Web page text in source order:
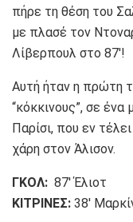
πήρε τη θέση του
με πλασέ τον
Λίβερπουλ στο 87′!
Αυτή ήταν η πρώτη
“κόκκινους”, σε ένα
Παρίσι, που εν
χάρη στον Άλισον.
ΓΚΟΛ: 87′ Έλιοτ
ΚΙΤΡΙΝΕΣ: 38′